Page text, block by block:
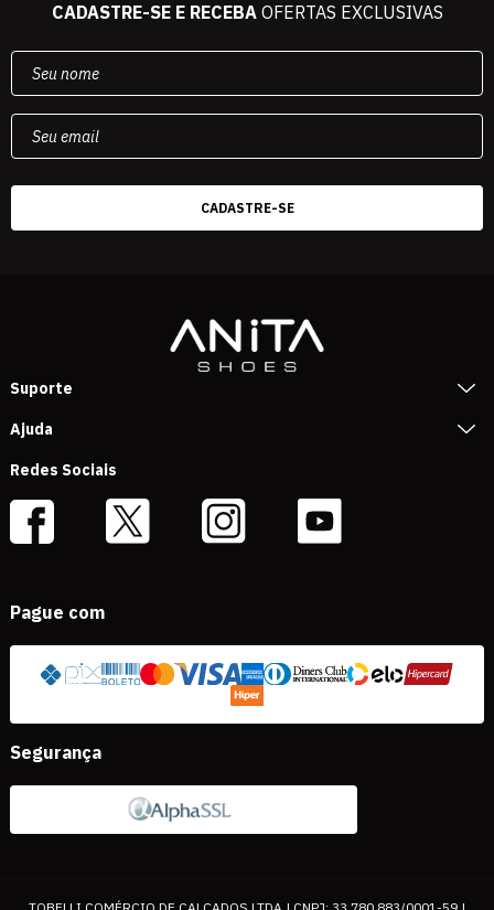
CADASTRE-SE E RECEBAOFERTAS EXCLUSIVAS
Suporte
Ajuda
Redes Sociais
Pague com
Segurança